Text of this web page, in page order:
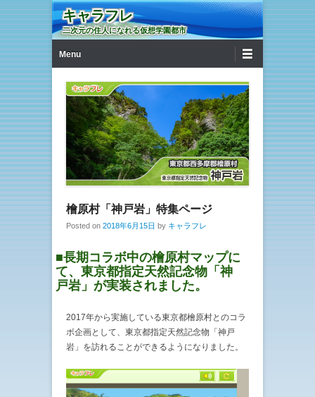
キャラフレ
二次元の住人になれる仮想学園都市
Menu
檜原村「神戸岩」特集ページ
Posted on 2018年6月15日 by キャラフレ
■長期コラボ中の檜原村マップに
て、東京都指定天然記念物「神
戸岩」が実装されました。
2017年から実施している東京都檜原村とのコラ
ボ企画として、東京都指定天然記念物「神戸
岩」を訪れることができるようになりました。